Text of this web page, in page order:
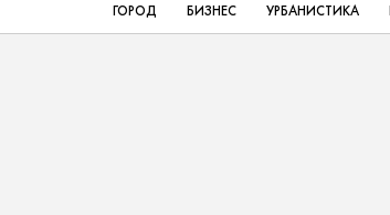
ГОРОД БИЗНЕС УРБАНИСТИКА